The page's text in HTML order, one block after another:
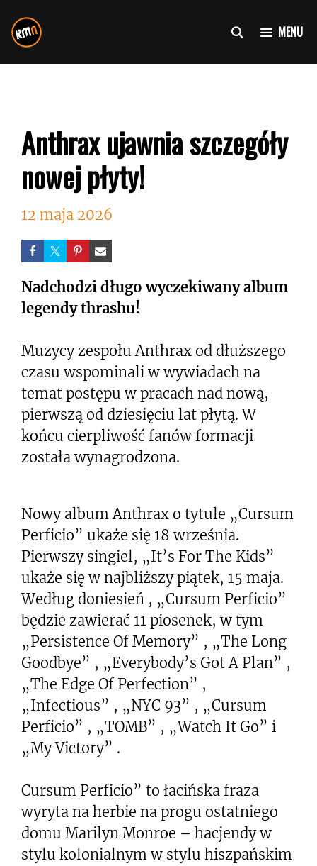
do
treści
MENU
Anthrax ujawnia szczegóły
nowej płyty!
12 maja 2026
Nadchodzi długo wyczekiwany album
legendy thrashu!
Muzycy zespołu Anthrax od dłuższego
czasu wspominali w wywiadach na
temat postępu w pracach nad nową,
pierwszą od dziesięciu lat płytą. W
końcu cierpliwość fanów formacji
została wynagrodzona.
Nowy album Anthrax o tytule „Cursum
Perficio” ukaże się 18 września.
Pierwszy singiel, „It’s For The Kids”
ukaże się w najbliższy piątek, 15 maja.
Według doniesień , „Cursum Perficio”
będzie zawierać 11 piosenek, w tym
„Persistence Of Memory” , „The Long
Goodbye” , „Everybody’s Got A Plan” ,
„The Edge Of Perfection” ,
„Infectious” , „NYC 93” , „Cursum
Perficio” , „TOMB” , „Watch It Go” i
„My Victory” .
Cursum Perficio” to łacińska fraza
wyryta na herbie na progu ostatniego
domu Marilyn Monroe – hacjendy w
stylu kolonialnym w stylu hiszpańskim